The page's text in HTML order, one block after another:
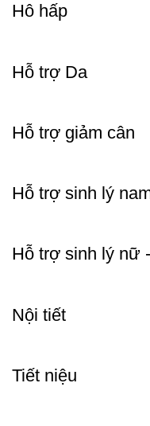
Hô hấp
Hỗ trợ Da
Hỗ trợ giảm cân
Hỗ trợ sinh lý
Hỗ trợ sinh lý nữ
Nội tiết
Tiết niệu